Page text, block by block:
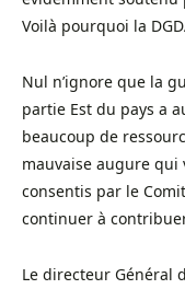
Voilà pourquoi la
Nul n’ignore que la
partie Est du pays a
beaucoup de
mauvaise augure qui
consentis par le
continuer à
Le directeur Général